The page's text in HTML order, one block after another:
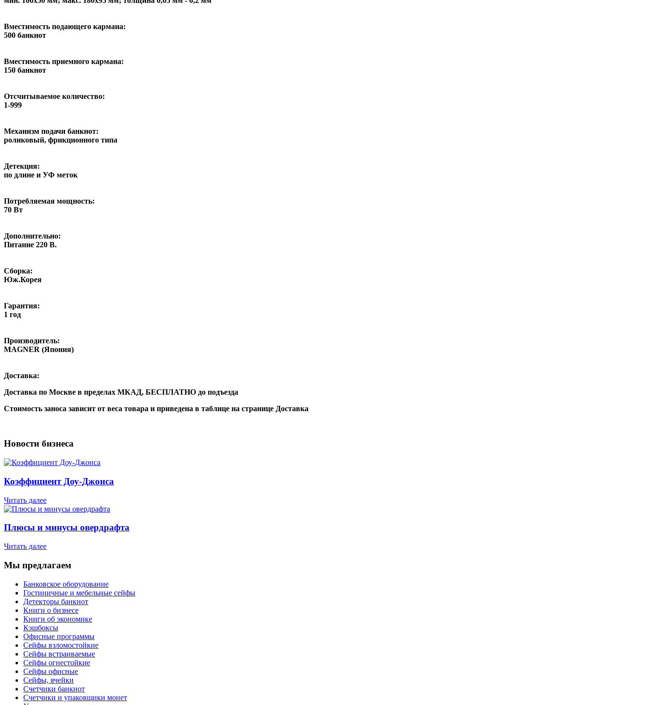
Вместимость подающего кармана:
500 банкнот
Вместимость приемного кармана:
150 банкнот
Отсчитываемое количество:
1-999
Механизм подачи банкнот:
роликовый, фрикционного типа
Детекция:
по длине и УФ меток
Потребляемая мощность:
70 Вт
Дополнительно:
Питание 220 В.
Сборка:
Юж.Корея
Гарантия:
1 год
Производитель:
MAGNER (Япония)
Доставка:
Доставка по Москве в пределах МКАД, БЕСПЛАТНО до подъезда
Стоимость заноса зависит от веса товара и приведена в таблице на странице Доставка
Новости бизнеса
Коэффициент Доу-Джонса
Читать далее
Плюсы и минусы овердрафта
Читать далее
Мы предлагаем
Банковское оборудование
Гостиничные и мебельные сейфы
Детекторы банкнот
Книги о бизнесе
Книги об экономике
Кэшбоксы
Офисные программы
Сейфы взломостойкие
Сейфы встраиваемые
Сейфы огнестойкие
Сейфы офисные
Сейфы, ячейки
Счетчики банкнот
Счетчики и упаковщики монет